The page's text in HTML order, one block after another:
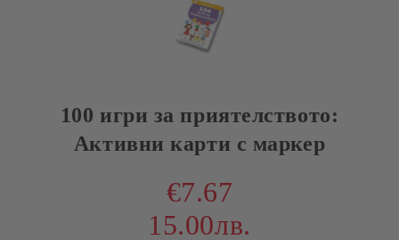
100 игри за приятелството:
Активни карти с маркер
€7.67
15.00лв.